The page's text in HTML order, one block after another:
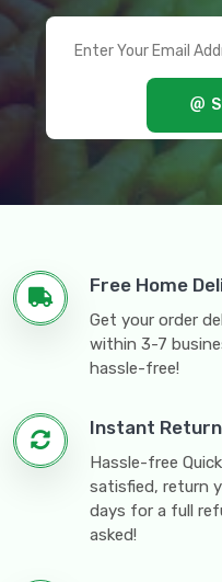
Free Home
Get your order
within 3-7
hassle-free!
Instant
Hassle-free
satisfied, return
days for a full
asked!